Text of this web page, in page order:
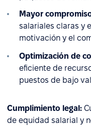
Mayor
salariales claras y
motivación y el
Optimización de
eficiente de
puestos de bajo
Cumplimiento legal:
de equidad salarial y